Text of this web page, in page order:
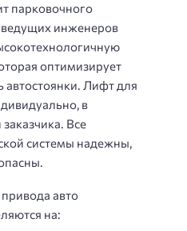
парковочного
ведущих инженеров
оптимизирует
Лифт для
в
Все
системы надежны,
авто
на: